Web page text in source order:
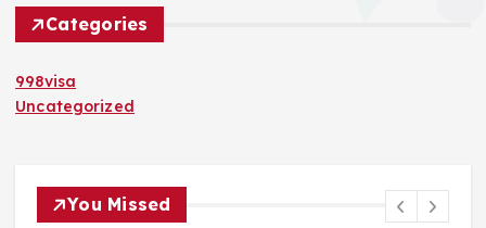
Categories
998visa
Uncategorized
You Missed